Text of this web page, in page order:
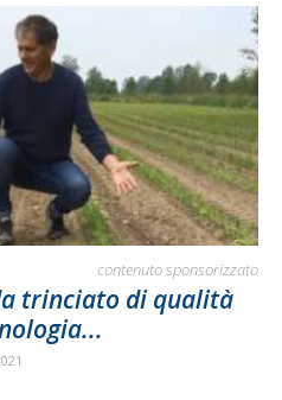
contenuto sponsorizzato
trinciato di qualità